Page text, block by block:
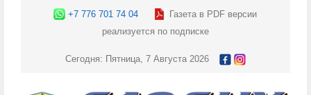
+7 776 701 74 04
Газета в PDF версии
реализуется по подписке
Сегодня: Пятница, 7 Августа 2026